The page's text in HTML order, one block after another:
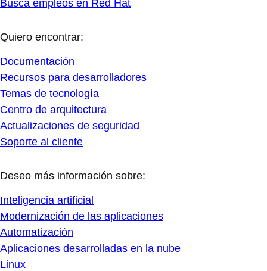
Busca empleos en Red Hat
Quiero encontrar:
Documentación
Recursos para desarrolladores
Temas de tecnología
Centro de arquitectura
Actualizaciones de seguridad
Soporte al cliente
Deseo más información sobre:
Inteligencia artificial
Modernización de las aplicaciones
Automatización
Aplicaciones desarrolladas en la nube
Linux